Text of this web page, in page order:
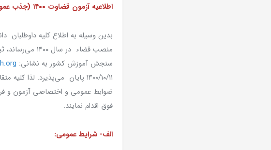
اطلاعیه آزمون قضاوت ۱۴۰۰ (جذب عمومی)
بدین وسیله به اطلاع کلیه
منصب قضاء در
سنجش‌ آموزش کشور به نشانی:
۱۴۰۰/۱۰/۱۱ پایان می‌پذیرد.
ضوابط عمومی و اختصاصی آزمون و
فوق اقدام نمایند.
الف- شرایط عمومی: